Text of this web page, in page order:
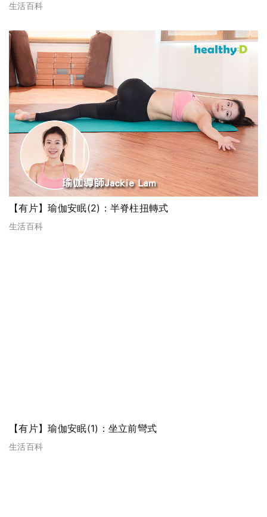
生活百科
【有片】瑜伽安眠(2)：半脊柱扭轉式
生活百科
【有片】瑜伽安眠(1)：坐立前彎式
生活百科